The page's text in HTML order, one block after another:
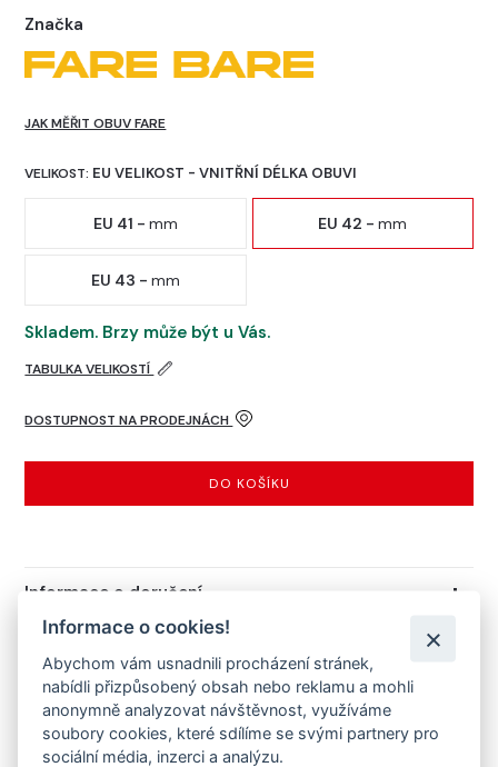
Značka
VELIKOST: EU VELIKOST - VNITŘNÍ DÉLKA OBUVI
JAK MĚŘIT OBUV FARE
EU 41 - mm EU 42 -mm
EU 43 - mm
Skladem. Brzy může být u Vás.
TABULKA VELIKOSTÍ
DOSTUPNOST NA PRODEJNÁCH
DO KOŠÍKU
Informace o doručení
DOTAZ NA PRODUKT
POPIS PRODUKTU
Informace o cookies!
Abychom vám usnadnili procházení stránek,
nabídli přizpůsobený obsah nebo reklamu a mohli
anonymně analyzovat návštěvnost, využíváme
soubory cookies, které sdílíme se svými partnery pro
sociální média, inzerci a analýzu.